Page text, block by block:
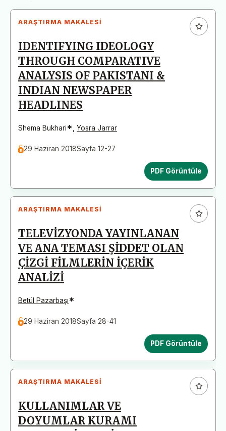
ARAŞTIRMA MAKALESI
IDENTIFYING IDEOLOGY
THROUGH COMPARATIVE
ANALYSIS OF PAKISTANI &
INDIAN NEWSPAPER
HEADLINES
Shema Bukhari* Yosra Jarrar
29 Haziran 2018Sayfa 12-27
PDF Görüntüle
ARAŞTIRMA MAKALESI
TELEVİZYONDA YAYINLANAN
VE ANA TEMASI ŞİDDET OLAN
ÇİZGİ FİLMLERİN İÇERİK
ANALİZİ
Betül Pazarbaşı*
29 Haziran 2018Sayfa 28-41
PDF Görüntüle
ARAŞTIRMA MAKALESI
KULLANIMLAR VE
DOYUMLAR KURAMI